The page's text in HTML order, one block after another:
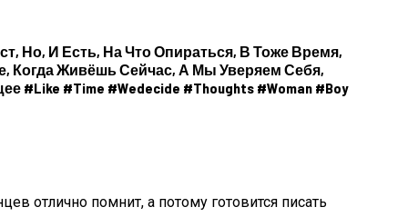
Судьба Артистов
Но, И Есть, На Что Опираться, В Тоже Время,
Когда Живёшь Сейчас, А Мы Уверяем Себя,
#like #time #wedecide #thoughts #woman #boy
отлично помнит, а потому готовится писать